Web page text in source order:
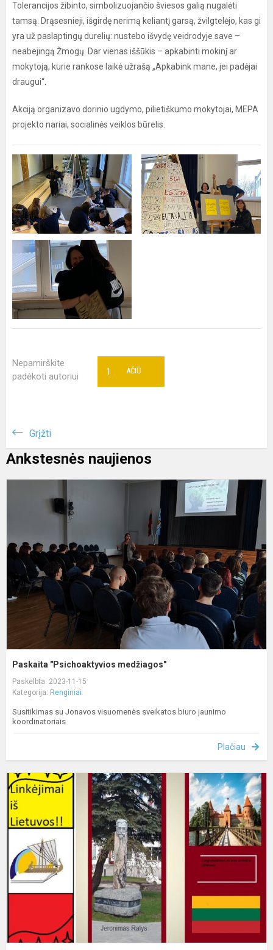
Tolerancijos žibinto, simbolizuojančio šviesos galią nugalėti
tamsą. Drąsesnieji, išgirdę nerimą keliantį garsą, žvilgtelėjo, kas gi
yra už paslaptingų durelių: nustebo išvydę veidrodyje save –
neabejingą Žmogų. Dar vienas iššūkis – apkabinti mokinį ar
mokytoją, kurie rankose laikė užrašą „Apkabink mane, jei padėjai
draugui“.
Akciją organizavo dorinio ugdymo, pilietiškumo mokytojai, MEPA
projekto nariai, socialinės veiklos būrelis.
Nepamirškite
padėkoti autoriui
AČIŪ
1
Grįžti
Ankstesnės naujienos
Paskaita "Psichoaktyvios medžiagos"
Paskelbta: 2023-11-15
Kategorija: Renginiai
Susitikimas su Jonavos visuomenės sveikatos biuro jaunimo
koordinatoriais
Plačiau